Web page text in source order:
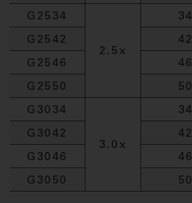
G2534
2.5x
34
G2542 42
G2546 46
G2550 50
G3034
3.0x
34
G3042 42
G3046 46
G3050 50